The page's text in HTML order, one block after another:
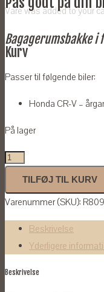
Varewas added to your
Kurv
Bagagerumsbakke i
Passer til følgende biler:
Honda CR-V –
På lager
Bagagerumsbakke
Honda
CR-
V
2012-
antal
TILFØJ TIL KURV
Varenummer (SKU):
Beskrivelse
Yderligere
Beskrivelse